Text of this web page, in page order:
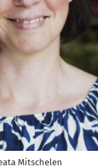
Mitschelen